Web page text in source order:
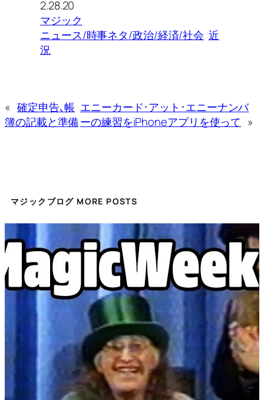
2.28.20
マジック
ニュース/時事ネタ/政治/経済/社会 近
況
« 確定申告､帳
簿の記載と準備
エニーカード･アット･エニーナンバ
ーの練習をiPhoneアプリを使って »
マジックブログ MORE POSTS